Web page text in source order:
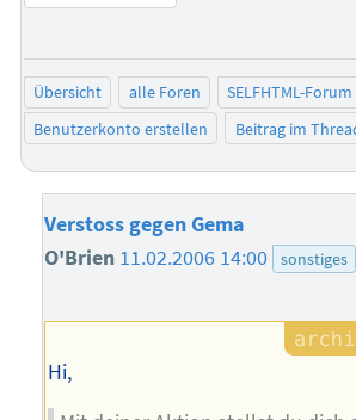
Übersicht alle Foren
SELFHTML-Forum
Benutzerkonto erstellen
Beitrag im
Verstoss gegen Gema
O'Brien 11.02.2006 14:00 sonstiges
Hi,